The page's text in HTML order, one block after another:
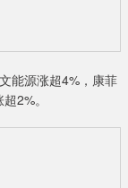
能源涨超4%，康菲
2%。